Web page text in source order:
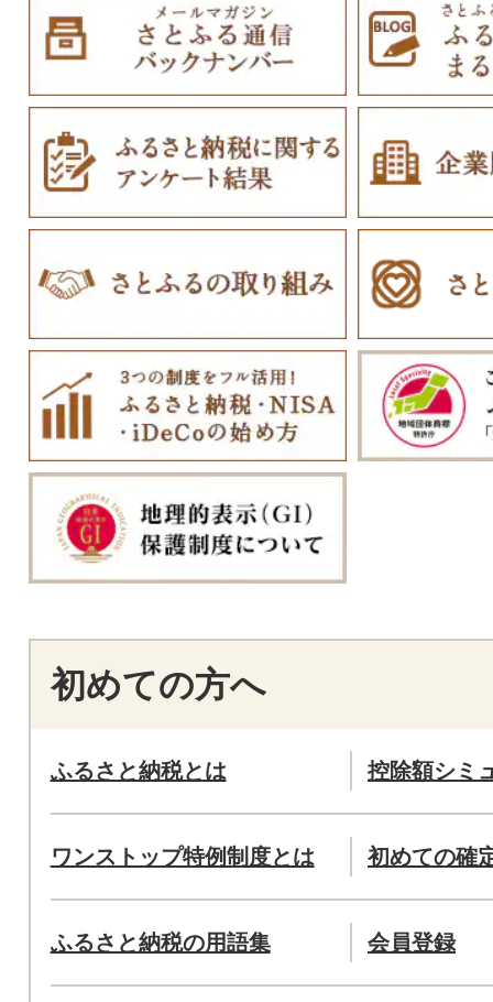
初めての方へ
ふるさと納税とは 控除額シミ
ワンストップ特例制度とは 初めての確
ふるさと納税の用語集 会員登録